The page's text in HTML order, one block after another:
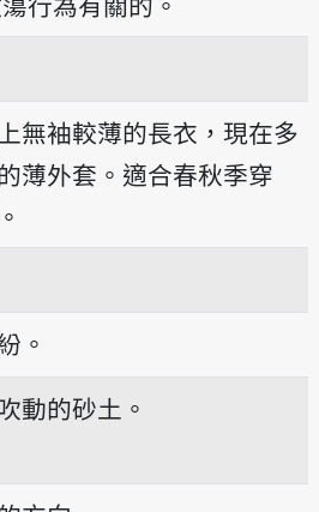
無袖較薄的長衣，現在多
薄外套。適合春秋季穿
。
動的砂土。